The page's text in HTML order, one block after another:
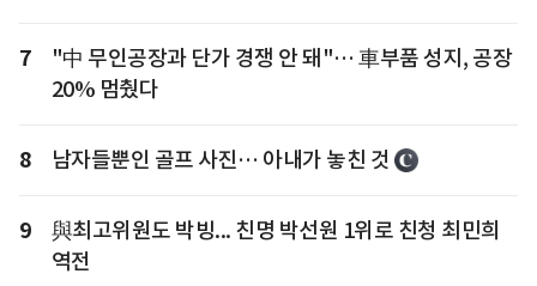
7
"中 무인공장과 단가 경쟁 안 돼"… 車부품 성지, 공장
20% 멈췄다
8 남자들뿐인 골프 사진… 아내가 놓친 것
9
與최고위원도 박빙... 친명 박선원 1위로 친청 최민희
역전